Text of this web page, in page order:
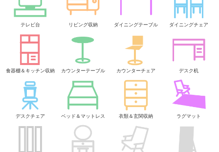
テレビ台 リビング収納 ダイニングテーブル ダイニングチェア
食器棚＆キッチン収納 カウンターテーブル カウンターチェア デスク机
デスクチェア ベッド＆マットレス 衣類＆玄関収納 ラグマット